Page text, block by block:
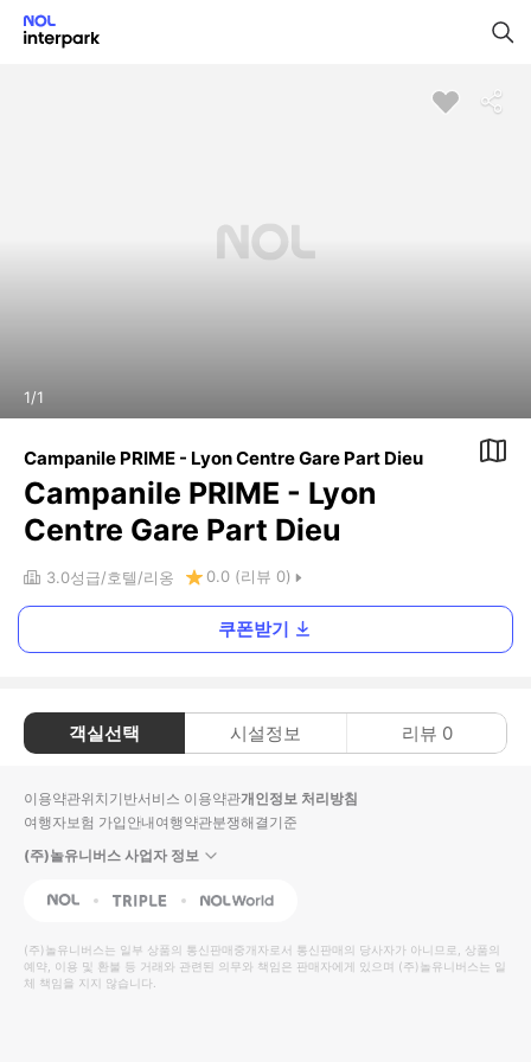
1/1
Campanile PRIME - Lyon Centre Gare Part Dieu
Campanile PRIME - Lyon
Centre Gare Part Dieu
3.0성급 호텔 리옹 0.0 (리뷰 0)
쿠폰받기
객실선택 시설정보 리뷰 0
이용약관위치기반서비스 이용약관개인정보 처리방침
여행자보험 가입안내여행약관분쟁해결기준
(주)놀유니버스 사업자 정보
NOL Triple Interpark Global
(주)놀유니버스는 일부 상품의 통신판매중개자로서 통신판매의 당사자가 아니므로, 상품의
예약, 이용 및 환불 등 거래와 관련된 의무와 책임은 판매자에게 있으며 (주)놀유니버스는 일
체 책임을 지지 않습니다.